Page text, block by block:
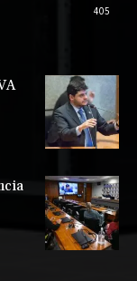
405